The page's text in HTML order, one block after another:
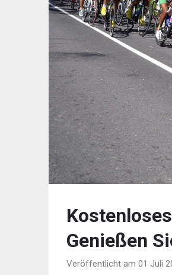
Genießen
Veröffentlicht am 01 Juli